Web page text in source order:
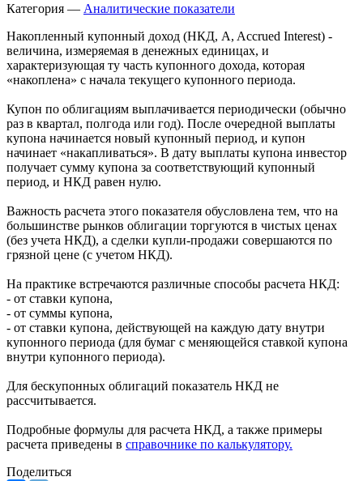
Категория — Аналитические показатели
Накопленный купонный доход (НКД, A, Accrued Interest) -
величина, измеряемая в денежных единицах, и
характеризующая ту часть купонного дохода, которая
«накоплена» с начала текущего купонного периода.
Купон по облигациям выплачивается периодически (обычно
раз в квартал, полгода или год). После очередной выплаты
купона начинается новый купонный период, и купон
начинает «накапливаться». В дату выплаты купона инвестор
получает сумму купона за соответствующий купонный
период, и НКД равен нулю.
Важность расчета этого показателя обусловлена тем, что на
большинстве рынков облигации торгуются в чистых ценах
(без учета НКД), а сделки купли-продажи совершаются по
грязной цене (с учетом НКД).
На практике встречаются различные способы расчета НКД:
- от ставки купона,
- от суммы купона,
- от ставки купона, действующей на каждую дату внутри
купонного периода (для бумаг с меняющейся ставкой купона
внутри купонного периода).
Для бескупонных облигаций показатель НКД не
рассчитывается.
Подробные формулы для расчета НКД, а также примеры
расчета приведены в справочнике по калькулятору.
Поделиться